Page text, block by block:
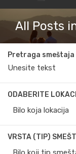
All Posts
Pretraga smeštaja
ODABERITE
Bilo koja lokacija
VRSTA (TIP)